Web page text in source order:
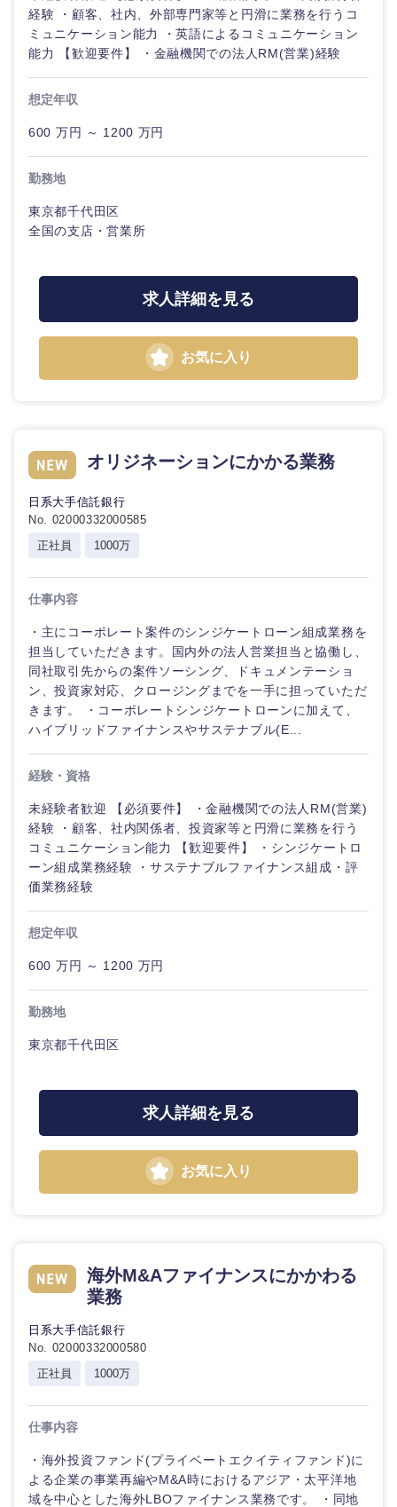
東海地方
岐阜県
愛知県
大阪府 兵庫県
経験 ・顧客、社内、外部専門家等と円滑に業務を行うコ
ミュニケーション能力 ・英語によるコミュニケーション
能力 【歓迎要件】 ・金融機関での法人RM(営業)経験
想定年収
600 万円 ～ 1200 万円
勤務地
東京都千代田区
全国の支店・営業所
求人詳細を見る
お気に入り
オリジネーションにかかる業務
日系大手信託銀行
No. 02000332000585
正社員
1000万
仕事内容
・主にコーポレート案件のシンジケートローン組成業務を
担当していただきます。国内外の法人営業担当と協働し、
同社取引先からの案件ソーシング、ドキュメンテーショ
ン、投資家対応、クロージングまでを一手に担っていただ
きます。 ・コーポレートシンジケートローンに加えて、
ハイブリッドファイナンスやサステナブル(E...
経験・資格
未経験者歓迎 【必須要件】 ・金融機関での法人RM(営業)
経験 ・顧客、社内関係者、投資家等と円滑に業務を行う
コミュニケーション能力 【歓迎要件】 ・シンジケートロ
ーン組成業務経験 ・サステナブルファイナンス組成・評
価業務経験
想定年収
600 万円 ～ 1200 万円
勤務地
東京都千代田区
求人詳細を見る
お気に入り
海外M&Aファイナンスにかかわる
業務
日系大手信託銀行
No. 02000332000580
正社員
1000万
仕事内容
・海外投資ファンド(プライベートエクイティファンド)に
よる企業の事業再編やM&A時におけるアジア・太平洋地
域を中心とした海外LBOファイナンス業務です。 ・同地